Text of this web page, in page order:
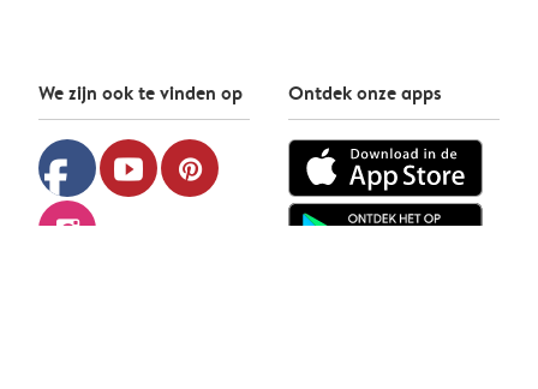
We zijn ook te vinden op
facebook youtube pinterest
instagram
Ontdek onze apps